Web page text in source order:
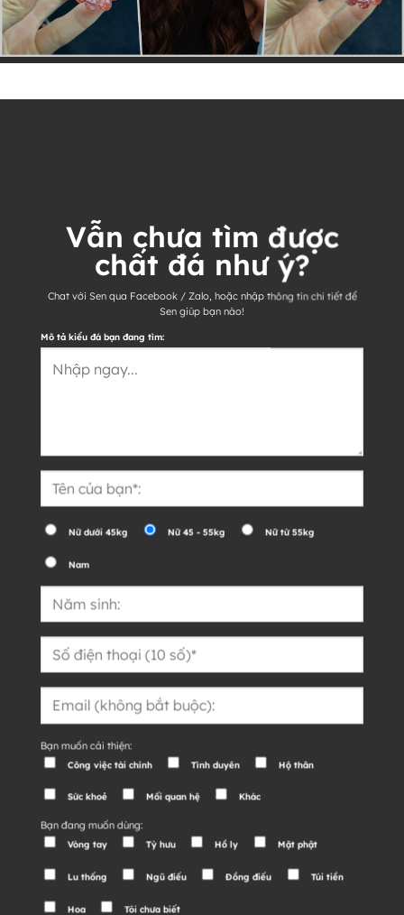
Vẫn chưa tìm được
chất đá như ý?
Chat với Sen qua Facebook / Zalo, hoặc nhập thông tin chi tiết để
Sen giúp bạn nào!
Mô tả kiểu đá bạn đang tìm:
Nữ dưới 45kg Nữ 45 - 55kg Nữ từ 55kg
Nam
Bạn muốn cải thiện:
Công việc tài chính Tình duyên Hộ thân
Sức khoẻ Mối quan hệ Khác
Bạn đang muốn dùng:
Vòng tay Tỳ hưu Hồ ly Mặt phật
Lu thống Ngũ điếu Đồng điếu Túi tiền
Hoa Tôi chưa biết